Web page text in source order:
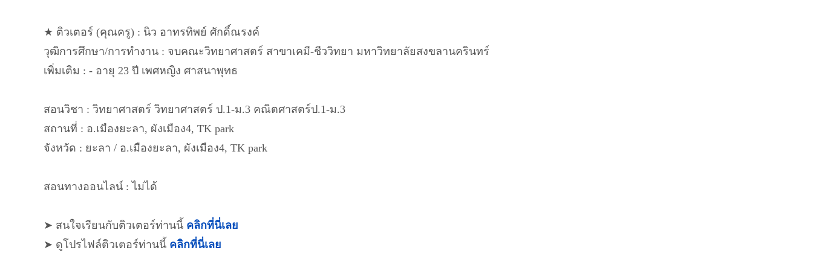
★ ติวเตอร์ (คุณครู) : นิว อาทรทิพย์ ศักดิ์ณรงค์
วุฒิการศึกษา/การทำงาน : จบคณะวิทยาศาสตร์​ สาขาเคมี-ชีววิทยา มหาวิทยาลัยสงขลา​นครินทร์​
เพิ่มเติม : - อายุ 23 ปี เพศหญิง ศาสนาพุทธ
สอนวิชา : วิทยาศาสตร์ วิทยาศาสตร์​ ป.1-ม.3 คณิตศาสตร์​ป.1-ม.3
สถานที่ : อ.เมืองยะลา, ผังเมือง4, TK park
จังหวัด : ยะลา / อ.เมืองยะลา, ผังเมือง4, TK park
สอนทางออนไลน์ : ไม่ได้
➤ สนใจเรียนกับติวเตอร์ท่านนี้ คลิกที่นี่เลย
➤ ดูโปรไฟล์ติวเตอร์ท่านนี้ คลิกที่นี่เลย